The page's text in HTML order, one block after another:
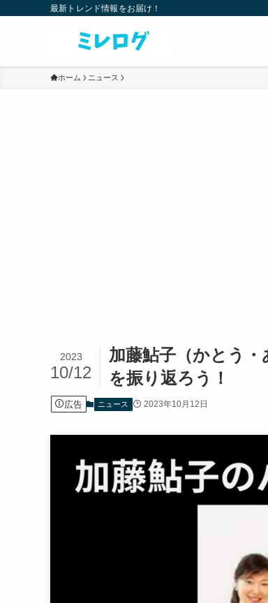
最新トレンド情報をお届け！
ホーム ニュース
加藤鮎子（かとう
を振り返ろう！
2023
10/12
広告 ニュース 2023年10月12日